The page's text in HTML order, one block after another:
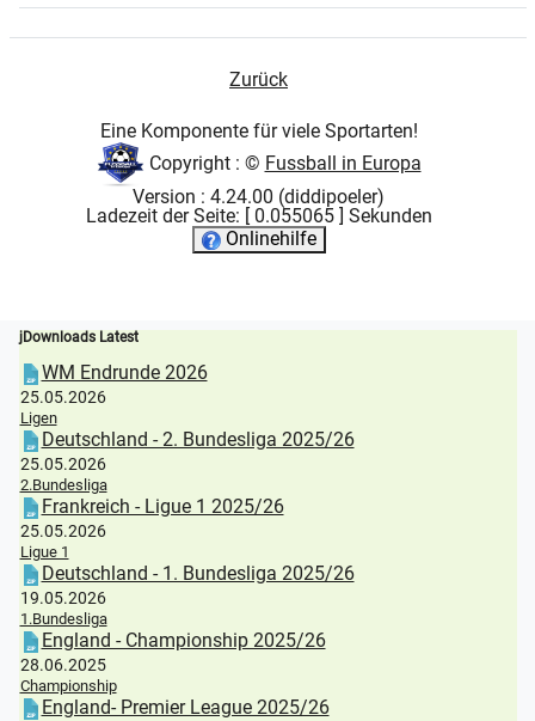
Zurück
Eine Komponente für viele Sportarten!
Copyright : © Fussball in Europa
Version : 4.24.00 (diddipoeler)
Ladezeit der Seite: [ 0.055065 ] Sekunden
Onlinehilfe
jDownloads Latest
WM Endrunde 2026
25.05.2026
Ligen
Deutschland - 2. Bundesliga 2025/26
25.05.2026
2.Bundesliga
Frankreich - Ligue 1 2025/26
25.05.2026
Ligue 1
Deutschland - 1. Bundesliga 2025/26
19.05.2026
1.Bundesliga
England - Championship 2025/26
28.06.2025
Championship
England- Premier League 2025/26